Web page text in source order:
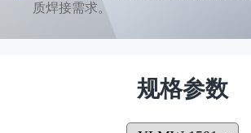
质焊接需求。
规格参数